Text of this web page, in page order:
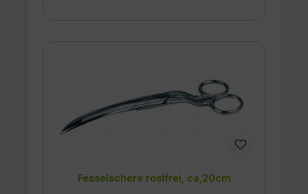
Fesselschere rostfrei, ca,20cm